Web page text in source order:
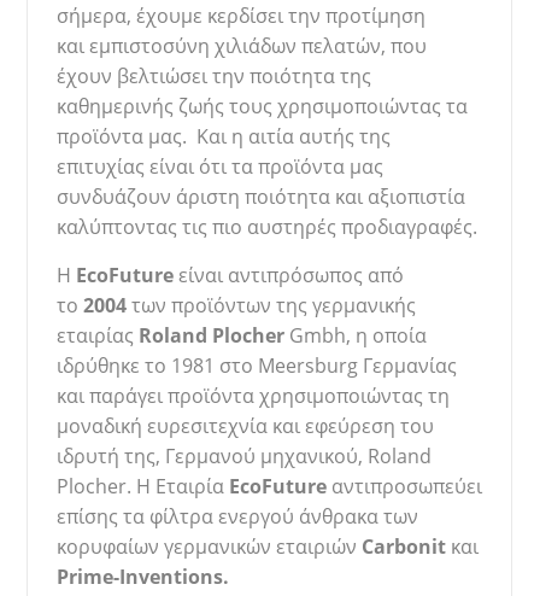
σήμερα, έχουμε κερδίσει την προτίμηση
και εμπιστοσύνη χιλιάδων πελατών, που
έχουν βελτιώσει την ποιότητα της
καθημερινής ζωής τους χρησιμοποιώντας τα
προϊόντα μας. Και η αιτία αυτής της
επιτυχίας είναι ότι τα προϊόντα μας
συνδυάζουν άριστη ποιότητα και αξιοπιστία
καλύπτοντας τις πιο αυστηρές προδιαγραφές.
H EcoFutureείναι αντιπρόσωπος από
το 2004των προϊόντων της γερμανικής
εταιρίας Roland Plocher Gmbh, η οποία
ιδρύθηκε το 1981 στο Meersburg Γερμανίας
και παράγει προϊόντα χρησιμοποιώντας τη
μοναδική ευρεσιτεχνία και εφεύρεση του
ιδρυτή της, Γερμανού μηχανικού, Roland
Plocher. Η Εταιρία EcoFuture αντιπροσωπεύει
επίσης τα φίλτρα ενεργού άνθρακα των
κορυφαίων γερμανικών εταιριών Carbonit και
Prime-Inventions.